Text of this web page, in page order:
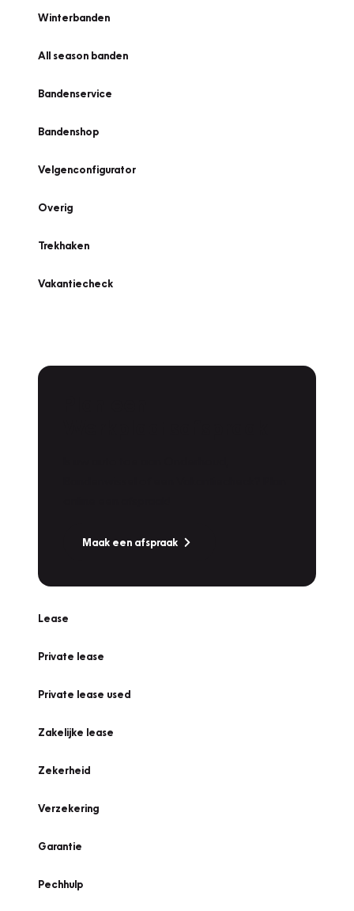
Winterbanden
All season banden
Bandenservice
Bandenshop
Velgenconfigurator
Overig
Trekhaken
Vakantiecheck
Maak een afspraak
Lease
Private lease
Private lease used
Zakelijke lease
Zekerheid
Verzekering
Garantie
Pechhulp